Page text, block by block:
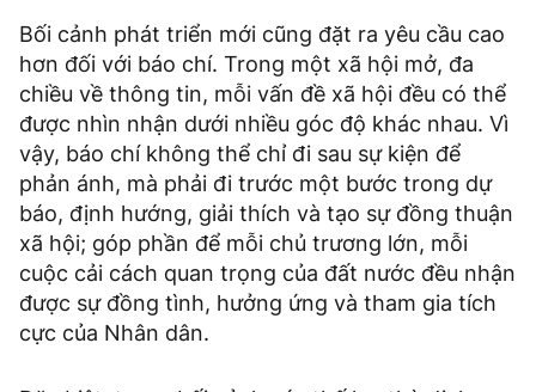
Bối cảnh phát triển mới cũng đặt ra yêu cầu cao
hơn đối với báo chí. Trong một xã hội mở, đa
chiều về thông tin, mỗi vấn đề xã hội đều có thể
được nhìn nhận dưới nhiều góc độ khác nhau. Vì
vậy, báo chí không thể chỉ đi sau sự kiện để
phản ánh, mà phải đi trước một bước trong dự
báo, định hướng, giải thích và tạo sự đồng thuận
xã hội; góp phần để mỗi chủ trương lớn, mỗi
cuộc cải cách quan trọng của đất nước đều nhận
được sự đồng tình, hưởng ứng và tham gia tích
cực của Nhân dân.